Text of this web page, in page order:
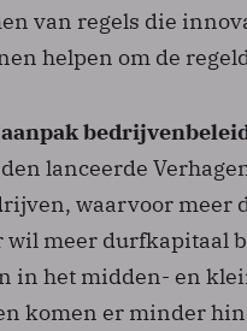
van regels die
helpen om de
lanceerde
waarvoor meer
meer durfkapitaal
in het midden- en
komen er minder